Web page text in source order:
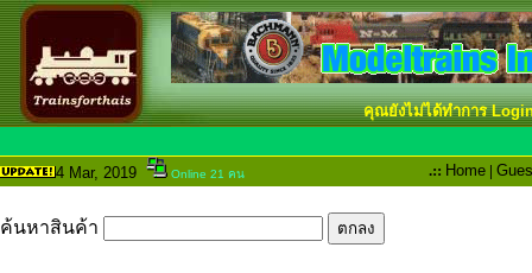
คุณยังไม่ได้ทำการ
4 Mar, 2019 Online 21 คน .:: Home |
ค้นหาสินค้า